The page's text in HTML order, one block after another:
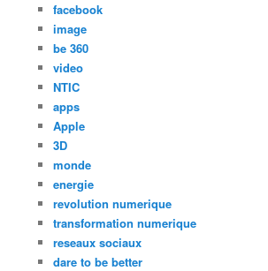
facebook
image
be 360
video
NTIC
apps
Apple
3D
monde
energie
revolution numerique
transformation numerique
reseaux sociaux
dare to be better